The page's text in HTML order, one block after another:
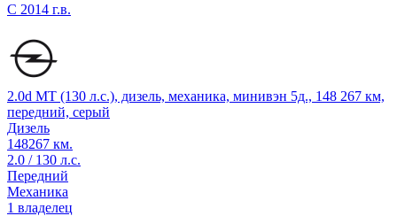
C 2014 г.в.
2.0d MT (130 л.с.), дизель, механика, минивэн 5д., 148 267 км,
передний, серый
Дизель
148267 км.
2.0 / 130 л.с.
Передний
Механика
1 владелец